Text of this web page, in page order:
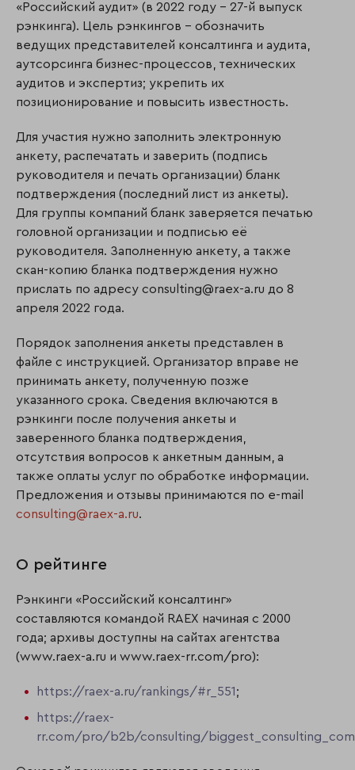
«Российский аудит» (в 2022 году – 27-й выпуск
рэнкинга). Цель рэнкингов – обозначить
ведущих представителей консалтинга и аудита,
аутсорсинга бизнес-процессов, технических
аудитов и экспертиз; укрепить их
позиционирование и повысить известность.
Для участия нужно заполнить электронную
анкету, распечатать и заверить (подпись
руководителя и печать организации) бланк
подтверждения (последний лист из анкеты).
Для группы компаний бланк заверяется печатью
головной организации и подписью её
руководителя. Заполненную анкету, а также
скан-копию бланка подтверждения нужно
прислать по адресу consulting@raex-a.ru до 8
апреля 2022 года.
Порядок заполнения анкеты представлен в
файле с инструкцией. Организатор вправе не
принимать анкету, полученную позже
указанного срока. Сведения включаются в
рэнкинги после получения анкеты и
заверенного бланка подтверждения,
отсутствия вопросов к анкетным данным, а
также оплаты услуг по обработке информации.
Предложения и отзывы принимаются по e-mail
consulting@raex-a.ru.
О рейтинге
Рэнкинги «Российский консалтинг»
составляются командой RAEX начиная с 2000
года; архивы доступны на сайтах агентства
(www.raex-a.ru и www.raex-rr.com/pro):
https://raex-a.ru/rankings/#r_551 ;
https://raex-
rr.com/pro/b2b/consulting/